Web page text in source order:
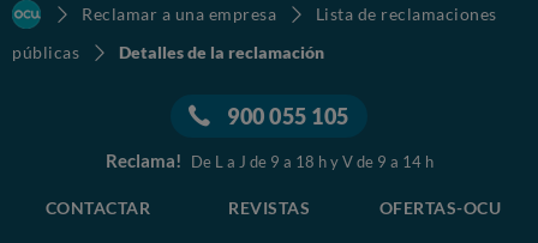
Reclamar a una empresa
Lista de reclamaciones
públicas
Detalles de la reclamación
900 055 105
Reclama! De L a J de 9 a 18 h y V de 9 a 14 h
CONTACTAR REVISTAS OFERTAS-OCU